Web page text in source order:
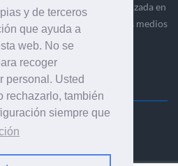
y de terceros
que ayuda a
web. No se
recoger
personal. Usted
rechazarlo, también
siempre que
una empresa editora especializada en
gráfica que engloba diversos medios
el mercado gráfico, la